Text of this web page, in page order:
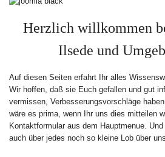
Herzlich willkommen
Ilsede und
Auf diesen Seiten erfahrt Ihr alles
Wir hoffen, daß sie Euch gefallen und gut
vermissen, Verbesserungsvorschläge
wäre es prima, wenn Ihr uns dies mitteilen
Kontaktformular aus dem Hauptmenue.
auch über jedes noch so kleine Lob über